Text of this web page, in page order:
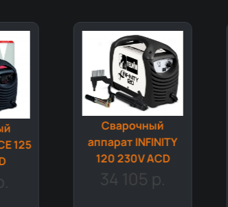
Сварочный
аппарат INFINITY
170 230V ACX
(816080)